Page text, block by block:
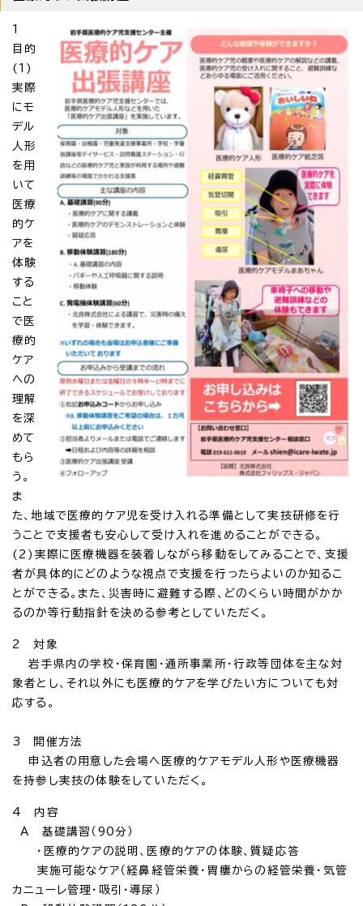
1
目的
(1)
実際
にモ
デル
人形
を用
いて
医療
的ケ
アを
体験
する
こと
で医
療的
ケア
への
理解
を深
めて
もら
う。
ま
た、地域で医療的ケア児を受け入れる準備として実技研修を行
うことで支援者も安心して受け入れを進めることができる。
(2)実際に医療機器を装着しながら移動をしてみることで、支援
者が具体的にどのような視点で支援を行ったらよいのか知るこ
とができる。また、災害時に避難する際、どのくらい時間がかか
るのか等行動指針を決める参考としていただく。
2 対象
岩手県内の学校・保育園・通所事業所・行政等団体を主な対
象者とし、それ以外にも医療的ケアを学びたい方についても対
応する。
3 開催方法
申込者の用意した会場へ医療的ケアモデル人形や医療機器
を持参し実技の体験をしていただく。
4 内容
A 基礎講習（90分）
・医療的ケアの説明、医療的ケアの体験、質疑応答
実施可能なケア（経鼻経管栄養・胃瘻からの経管栄養・気管
カニューレ管理・吸引・導尿）